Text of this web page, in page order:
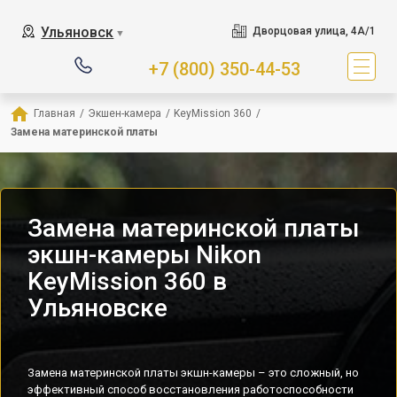
Ульяновск ▼ Дворцовая улица, 4А/1
+7 (800) 350-44-53
Главная / Экшен-камера / KeyMission 360 /
Замена материнской платы
Замена материнской платы
экшн-камеры Nikon
KeyMission 360 в
Ульяновске
Замена материнской платы экшн-камеры – это сложный, но
эффективный способ восстановления работоспособности